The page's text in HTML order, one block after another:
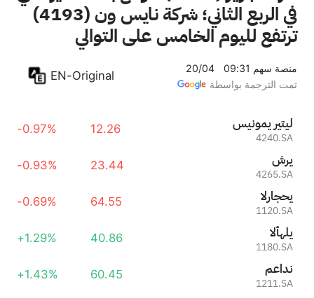
في الربع الثاني؛ شركة نايس ون (4193)
ترتفع لليوم الخامس على التوالي
منصة سهم 09:31 20/04
تمت الترجمة بواسطة
EN-Original
سينومي ريتيل
4240.SA
12.26
-0.97%
شري
4265.SA
23.44
-0.93%
الراجحي
1120.SA
64.55
-0.69%
الأهلي
1180.SA
40.86
+1.29%
معادن
1211.SA
60.45
+1.43%